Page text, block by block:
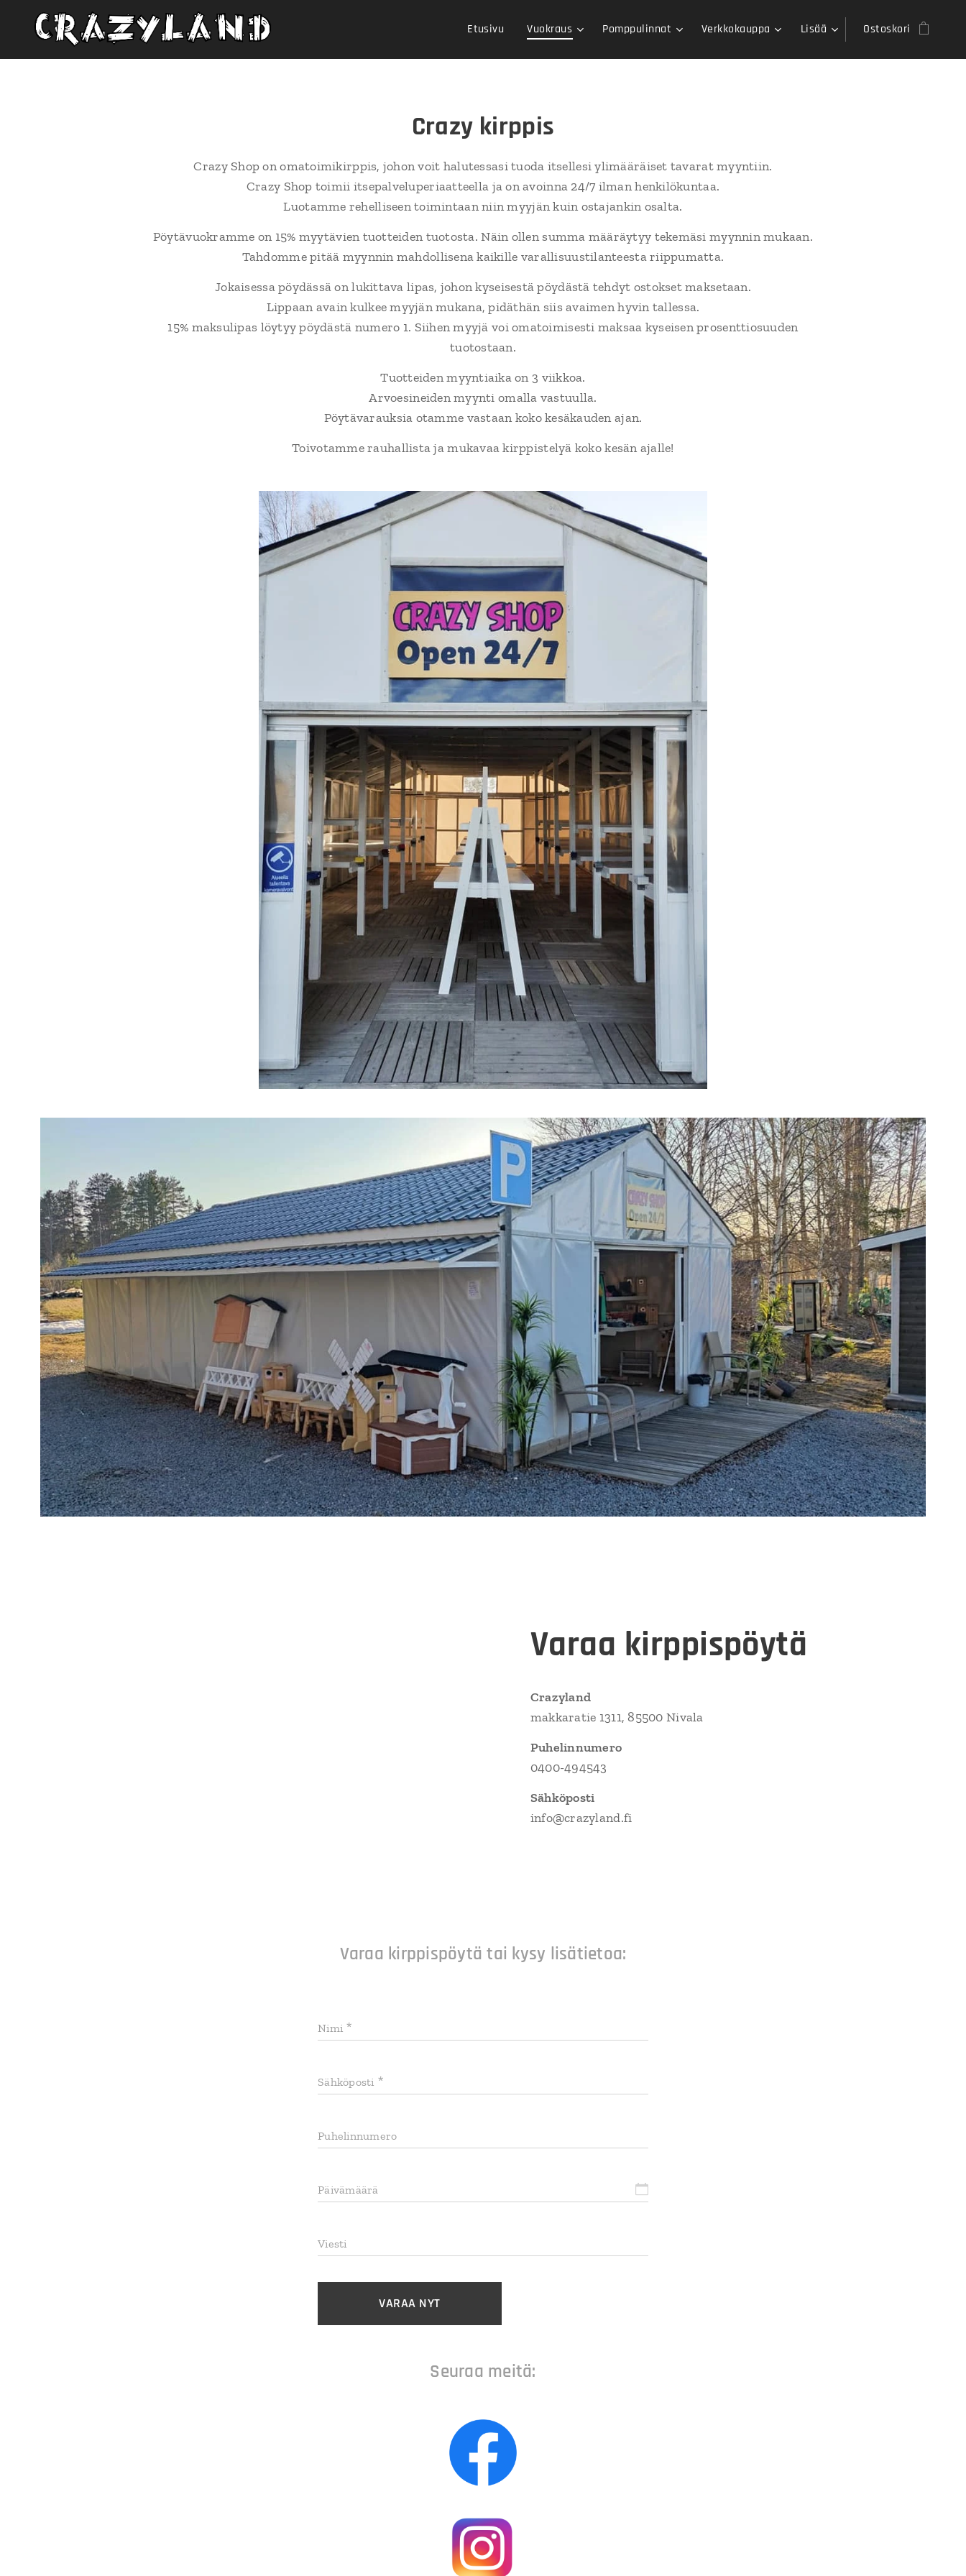
Etusivu Vuokraus Pomppulinnat Verkkokauppa Lisää Ostoskori
Crazy kirppis
Crazy Shop on omatoimikirppis, johon voit halutessasi tuoda itsellesi ylimääräiset tavarat myyntiin.
Crazy Shop toimii itsepalveluperiaatteella ja on avoinna 24/7 ilman henkilökuntaa.
Luotamme rehelliseen toimintaan niin myyjän kuin ostajankin osalta.
Pöytävuokramme on 15% myytävien tuotteiden tuotosta. Näin ollen summa määräytyy tekemäsi myynnin mukaan.
Tahdomme pitää myynnin mahdollisena kaikille varallisuustilanteesta riippumatta.
Jokaisessa pöydässä on lukittava lipas, johon kyseisestä pöydästä tehdyt ostokset maksetaan.
Lippaan avain kulkee myyjän mukana, pidäthän siis avaimen hyvin tallessa.
15% maksulipas löytyy pöydästä numero 1. Siihen myyjä voi omatoimisesti maksaa kyseisen prosenttiosuuden
tuotostaan.
Tuotteiden myyntiaika on 3 viikkoa.
Arvoesineiden myynti omalla vastuulla.
Pöytävarauksia otamme vastaan koko kesäkauden ajan.
Toivotamme rauhallista ja mukavaa kirppistelyä koko kesän ajalle!
Varaa kirppispöytä
Crazyland
makkaratie 1311, 85500 Nivala
Puhelinnumero
0400-494543
Sähköposti
info@crazyland.fi
Varaa kirppispöytä tai kysy lisätietoa:
Nimi
Sähköposti
Puhelinnumero
Päivämäärä
Viesti
VARAA NYT
Seuraa meitä: